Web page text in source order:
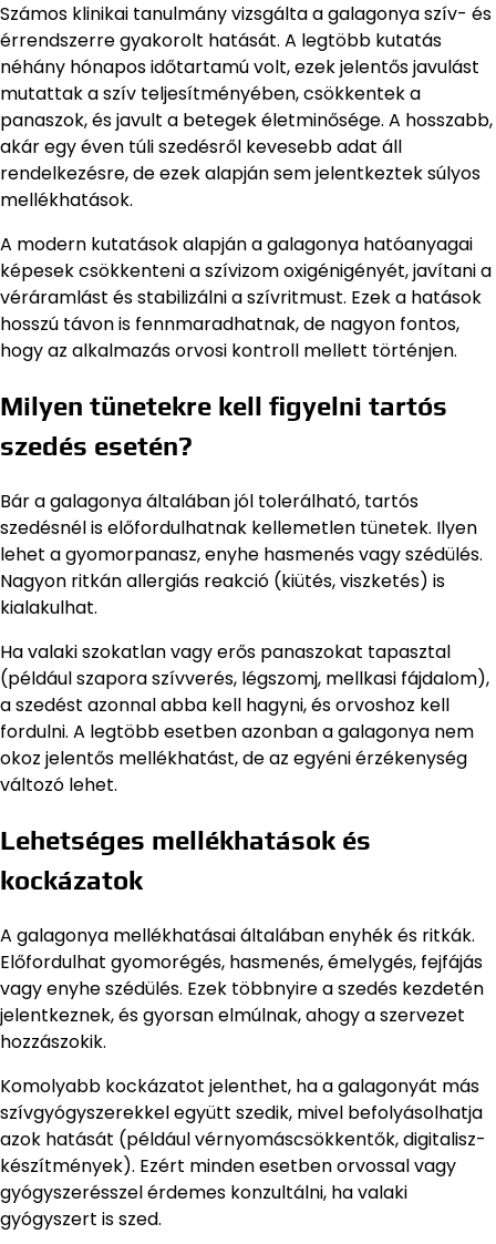
Számos klinikai tanulmány vizsgálta a galagonya szív- és
érrendszerre gyakorolt hatását. A legtöbb kutatás
néhány hónapos időtartamú volt, ezek jelentős javulást
mutattak a szív teljesítményében, csökkentek a
panaszok, és javult a betegek életminősége. A hosszabb,
akár egy éven túli szedésről kevesebb adat áll
rendelkezésre, de ezek alapján sem jelentkeztek súlyos
mellékhatások.
A modern kutatások alapján a galagonya hatóanyagai
képesek csökkenteni a szívizom oxigénigényét, javítani a
véráramlást és stabilizálni a szívritmust. Ezek a hatások
hosszú távon is fennmaradhatnak, de nagyon fontos,
hogy az alkalmazás orvosi kontroll mellett történjen.
Milyen tünetekre kell figyelni tartós
szedés esetén?
Bár a galagonya általában jól tolerálható, tartós
szedésnél is előfordulhatnak kellemetlen tünetek. Ilyen
lehet a gyomorpanasz, enyhe hasmenés vagy szédülés.
Nagyon ritkán allergiás reakció (kiütés, viszketés) is
kialakulhat.
Ha valaki szokatlan vagy erős panaszokat tapasztal
(például szapora szívverés, légszomj, mellkasi fájdalom),
a szedést azonnal abba kell hagyni, és orvoshoz kell
fordulni. A legtöbb esetben azonban a galagonya nem
okoz jelentős mellékhatást, de az egyéni érzékenység
változó lehet.
Lehetséges mellékhatások és
kockázatok
A galagonya mellékhatásai általában enyhék és ritkák.
Előfordulhat gyomorégés, hasmenés, émelygés, fejfájás
vagy enyhe szédülés. Ezek többnyire a szedés kezdetén
jelentkeznek, és gyorsan elmúlnak, ahogy a szervezet
hozzászokik.
Komolyabb kockázatot jelenthet, ha a galagonyát más
szívgyógyszerekkel együtt szedik, mivel befolyásolhatja
azok hatását (például vérnyomáscsökkentők, digitalisz-
készítmények). Ezért minden esetben orvossal vagy
gyógyszerésszel érdemes konzultálni, ha valaki
gyógyszert is szed.